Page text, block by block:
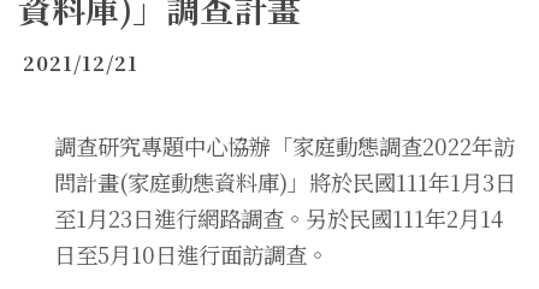
2021/12/21
調查研究專題中心協辦「家庭動態調查2022年訪
問計畫(家庭動態資料庫)」將於民國111年1月3日
至1月23日進行網路調查。另於民國111年2月14
日至5月10日進行面訪調查。